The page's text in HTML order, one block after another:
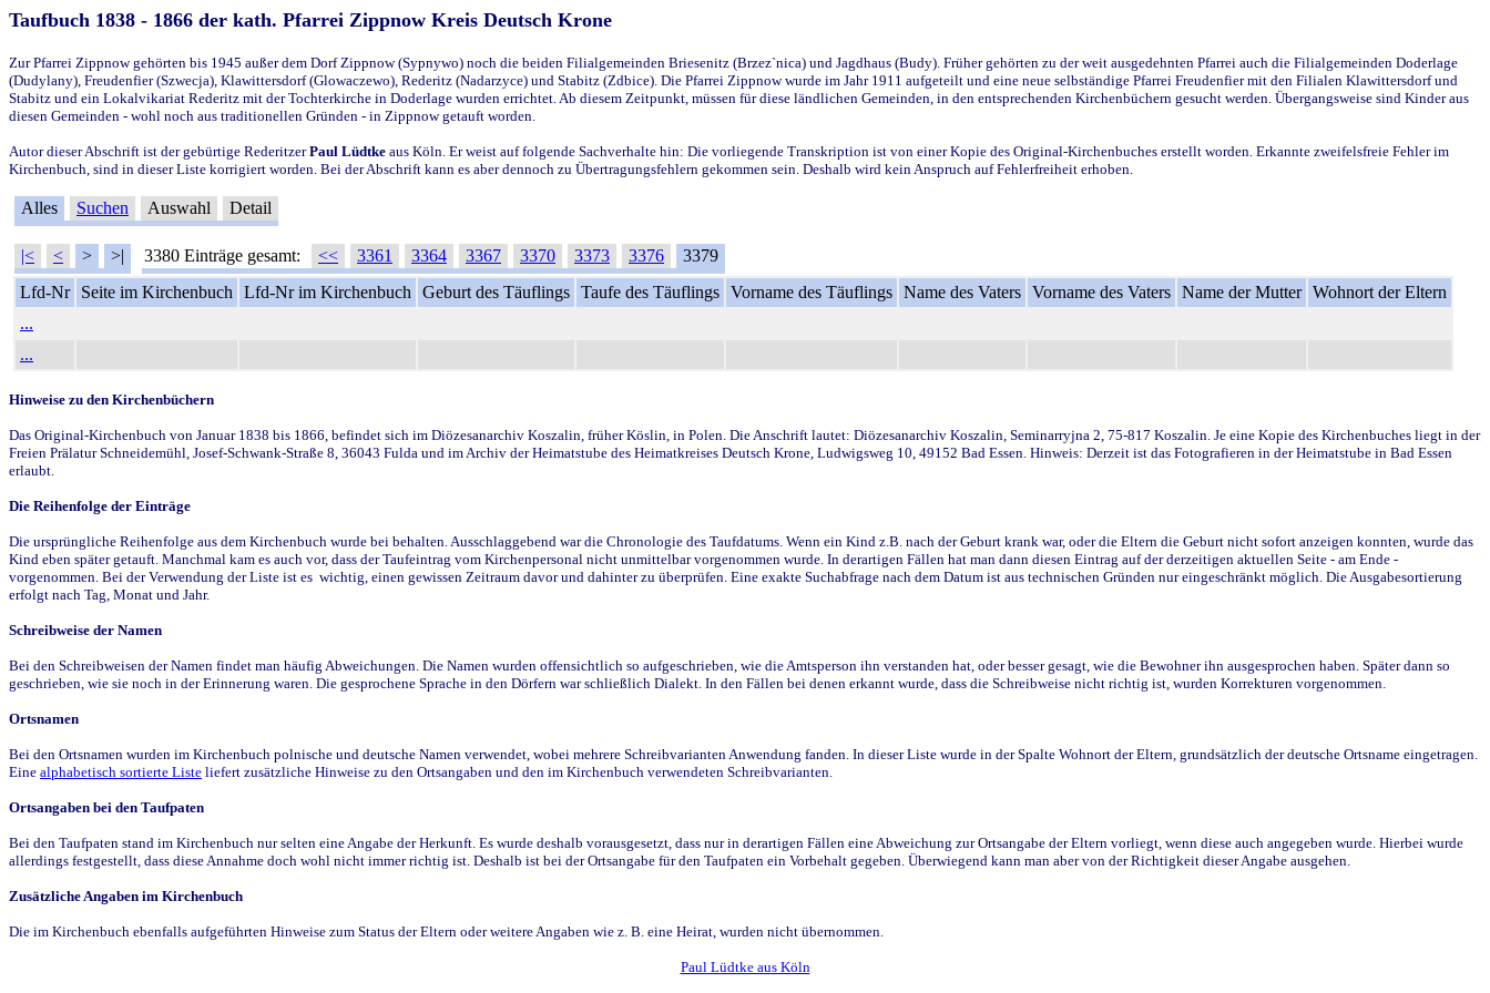
Taufbuch 1838 - 1866 der kath. Pfarrei Zippnow Kreis Deutsch Krone
Zur Pfarrei Zippnow gehörten bis 1945 außer dem Dorf Zippnow (Sypnywo) noch die beiden Filialgemeinden Briesenitz (Brzez`nica) und Jagdhaus (Budy). Früher gehörten zu der weit ausgedehnten Pfarrei auch die Filialgemeinden Doderlage
(Dudylany), Freudenfier (Szwecja), Klawittersdorf (Glowaczewo), Rederitz (Nadarzyce) und Stabitz (Zdbice). Die Pfarrei Zippnow wurde im Jahr 1911 aufgeteilt und eine neue selbständige Pfarrei Freudenfier mit den Filialen Klawittersdorf und
Stabitz und ein Lokalvikariat Rederitz mit der Tochterkirche in Doderlage wurden errichtet. Ab diesem Zeitpunkt, müssen für diese ländlichen Gemeinden, in den entsprechenden Kirchenbüchern gesucht werden. Übergangsweise sind Kinder aus
diesen Gemeinden - wohl noch aus traditionellen Gründen - in Zippnow getauft worden.
Autor dieser Abschrift ist der gebürtige RederitzerPaul Lüdtke aus Köln. Er weist auf folgende Sachverhalte hin: Die vorliegende Transkription ist von einer Kopie des Original-Kirchenbuches erstellt worden. Erkannte zweifelsfreie Fehler im
Kirchenbuch, sind in dieser Liste korrigiert worden. Bei der Abschrift kann es aber dennoch zu Übertragungsfehlern gekommen sein. Deshalb wird kein Anspruch auf Fehlerfreiheit erhoben.
Alles Suchen Auswahl Detail
|< < > >| 3380 Einträge gesamt: << 3361 3364 3367 3370 3373 3376
3379
Lfd-Nr
Seite im Kirchenbuch Lfd-Nr im Kirchenbuch Geburt des Täuflings Taufe des Täuflings Vorname des Täuflings Name des Vaters Vorname des Vaters Name der Mutter Wohnort der Eltern
...
...
Hinweise zu den Kirchenbüchern
Das Original-Kirchenbuch von Januar 1838 bis 1866, befindet sich im Diözesanarchiv Koszalin, früher Köslin, in Polen. Die Anschrift lautet: Diözesanarchiv Koszalin, Seminarryjna 2, 75-817 Koszalin. Je eine Kopie des Kirchenbuches liegt in der
Freien Prälatur Schneidemühl, Josef-Schwank-Straße 8, 36043 Fulda und im Archiv der Heimatstube des Heimatkreises Deutsch Krone, Ludwigsweg 10, 49152 Bad Essen. Hinweis: Derzeit ist das Fotografieren in der Heimatstube in Bad Essen
erlaubt.
Die Reihenfolge der Einträge
Die ursprüngliche Reihenfolge aus dem Kirchenbuch wurde bei behalten. Ausschlaggebend war die Chronologie des Taufdatums. Wenn ein Kind z.B. nach der Geburt krank war, oder die Eltern die Geburt nicht sofort anzeigen konnten, wurde das
Kind eben später getauft. Manchmal kam es auch vor, dass der Taufeintrag vom Kirchenpersonal nicht unmittelbar vorgenommen wurde. In derartigen Fällen hat man dann diesen Eintrag auf der derzeitigen aktuellen Seite - am Ende -
vorgenommen. Bei der Verwendung der Liste ist es wichtig, einen gewissen Zeitraum davor und dahinter zu überprüfen. Eine exakte Suchabfrage nach dem Datum ist aus technischen Gründen nur eingeschränkt möglich. Die Ausgabesortierung
erfolgt nach Tag, Monat und Jahr.
Schreibweise der Namen
Bei den Schreibweisen der Namen findet man häufig Abweichungen. Die Namen wurden offensichtlich so aufgeschrieben, wie die Amtsperson ihn verstanden hat, oder besser gesagt, wie die Bewohner ihn ausgesprochen haben. Später dann so
geschrieben, wie sie noch in der Erinnerung waren. Die gesprochene Sprache in den Dörfern war schließlich Dialekt. In den Fällen bei denen erkannt wurde, dass die Schreibweise nicht richtig ist, wurden Korrekturen vorgenommen.
Ortsnamen
Bei den Ortsnamen wurden im Kirchenbuch polnische und deutsche Namen verwendet, wobei mehrere Schreibvarianten Anwendung fanden. In dieser Liste wurde in der Spalte Wohnort der Eltern, grundsätzlich der deutsche Ortsname eingetragen.
Eine alphabetisch sortierte Liste liefert zusätzliche Hinweise zu den Ortsangaben und den im Kirchenbuch verwendeten Schreibvarianten.
Ortsangaben bei den Taufpaten
Bei den Taufpaten stand im Kirchenbuch nur selten eine Angabe der Herkunft. Es wurde deshalb vorausgesetzt, dass nur in derartigen Fällen eine Abweichung zur Ortsangabe der Eltern vorliegt, wenn diese auch angegeben wurde. Hierbei wurde
allerdings festgestellt, dass diese Annahme doch wohl nicht immer richtig ist. Deshalb ist bei der Ortsangabe für den Taufpaten ein Vorbehalt gegeben. Überwiegend kann man aber von der Richtigkeit dieser Angabe ausgehen.
Zusätzliche Angaben im Kirchenbuch
Die im Kirchenbuch ebenfalls aufgeführten Hinweise zum Status der Eltern oder weitere Angaben wie z. B. eine Heirat, wurden nicht übernommen.
Paul Lüdtke aus Köln